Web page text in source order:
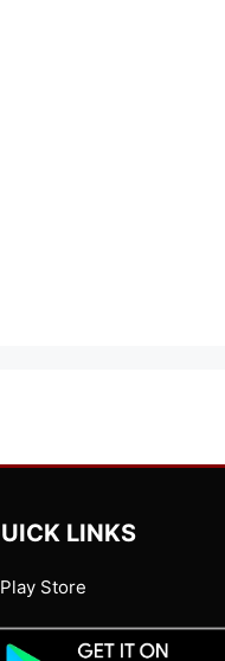
LINKS
Play Store